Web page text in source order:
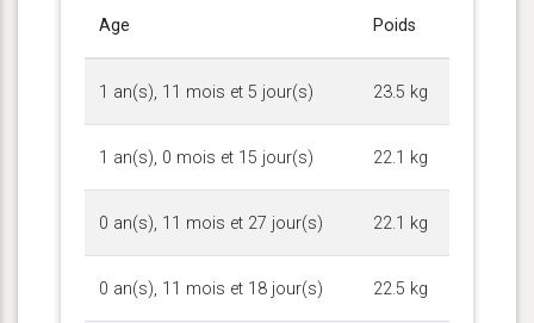
Age Poids
1 an(s), 11 mois et 5 jour(s) 23.5 kg
1 an(s), 0 mois et 15 jour(s) 22.1 kg
0 an(s), 11 mois et 27 jour(s) 22.1 kg
0 an(s), 11 mois et 18 jour(s) 22.5 kg